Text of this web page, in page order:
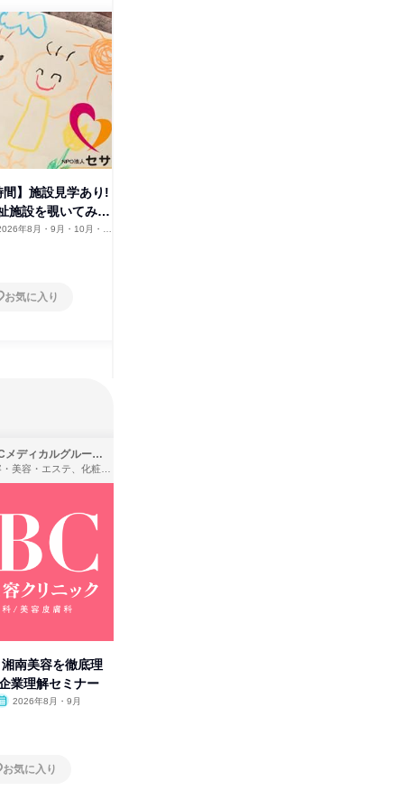
間】施設見学あり!
施設を覗いてみよ
年8月・9月・10月・11
お気に入り
SBCメディカルグループ株式会社
理容・美容・エステ、化粧品・理美容用品小売、医療・病院
湘南美容を徹底理
業理解セミナー
2026年8月・9月
お気に入り